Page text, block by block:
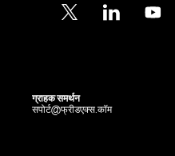
ग्राहक समर्थन
सपोर्ट@फ्रीडएक्स.कॉम